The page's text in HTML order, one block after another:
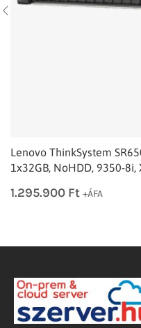
Lenovo ThinkSystem
1x32GB, NoHDD, 9350-8i,
1.295.900 Ft +ÁFA